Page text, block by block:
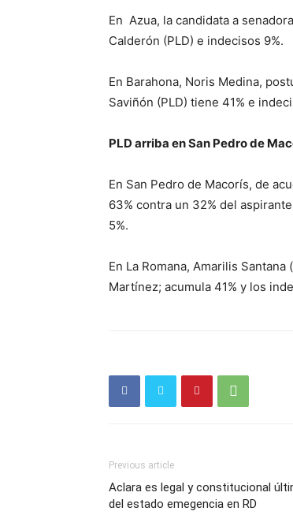
En Azua, la candidata a
Calderón (PLD) e indecisos 9%.
En Barahona, Noris Medina,
Saviñón (PLD) tiene 41% e
PLD arriba en San Pedro de
En San Pedro de Macorís, de
63% contra un 32% del
5%.
En La Romana, Amarilis
Martínez; acumula 41% y los
Previous article
Aclara es legal y constitucional
del estado emegencia en RD